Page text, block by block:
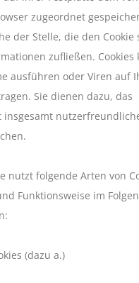
zugeordnet
der Stelle, die den Cookie
zufließen. Cookies
ausführen oder Viren auf
Sie dienen dazu, das
insgesamt
nutzt folgende Arten von
Funktionsweise im
(dazu a.)